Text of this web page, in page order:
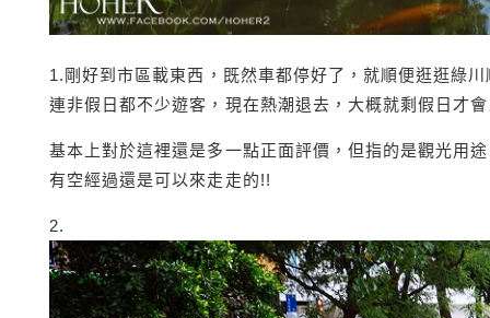
1.剛好到市區載東西，既然車都停好了，就順便逛逛綠
連非假日都不少遊客，現在熱潮退去，大概就剩假日才
基本上對於這裡還是多一點正面評價，但指的是觀光
有空經過還是可以來走走的!!
2.